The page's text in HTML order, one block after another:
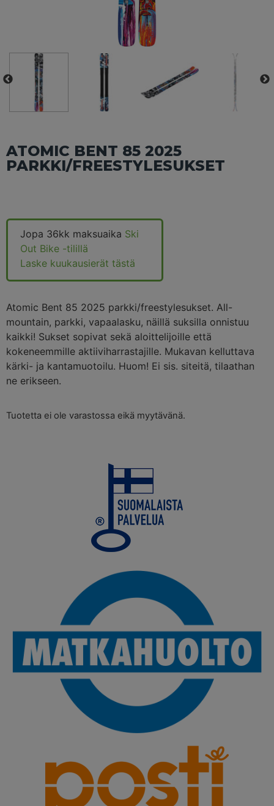
ATOMIC BENT 85 2025
PARKKI/FREESTYLESUKSET
Jopa 36kk maksuaika Ski
Out Bike -tilillä
Laske kuukausierät tästä
Atomic Bent 85 2025 parkki/freestylesukset. All-
mountain, parkki, vapaalasku, näillä suksilla onnistuu
kaikki! Sukset sopivat sekä aloittelijoille että
kokeneemmille aktiiviharrastajille. Mukavan kelluttava
kärki- ja kantamuotoilu. Huom! Ei sis. siteitä, tilaathan
ne erikseen.
Tuotetta ei ole varastossa eikä myytävänä.